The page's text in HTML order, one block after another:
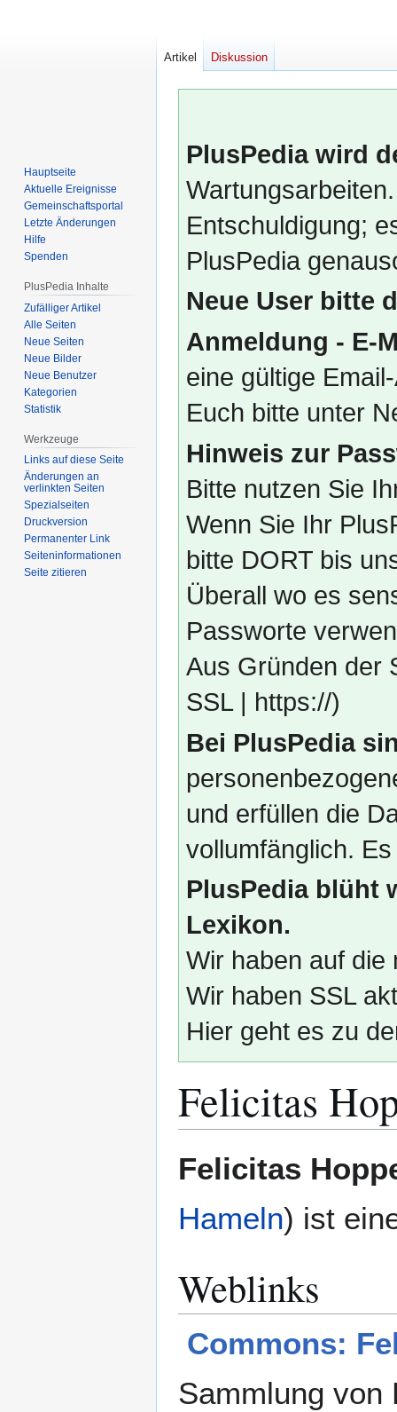
PlusPedia wird
Entschuldigung;
PlusPedia
Neue User bitte
Anmeldung - E-
eine gültige
Euch bitte unter
Hinweis zur
Bitte nutzen Sie
Wenn Sie Ihr
bitte DORT bis
Überall wo es
Passworte
Aus Gründen der
SSL | https://)
Bei PlusPedia
und erfüllen die
vollumfänglich.
PlusPedia blüht
Lexikon.
Wir haben auf die
Wir haben SSL
Hier geht es zu
Felicitas
Navigation
Suche
Felicitas
Hameln) ist
Weblinks
Commons:
Sammlung von
Artikel Diskussion
Hauptseite
Aktuelle Ereignisse
Gemeinschafts­portal
Letzte Änderungen
Hilfe
Spenden
PlusPedia Inhalte
Zufälliger Artikel
Alle Seiten
Neue Seiten
Neue Bilder
Neue Benutzer
Kategorien
Statistik
Werkzeuge
Links auf diese Seite
Änderungen an
verlinkten Seiten
Spezialseiten
Druckversion
Permanenter Link
Seiten­­informationen
Seite zitieren